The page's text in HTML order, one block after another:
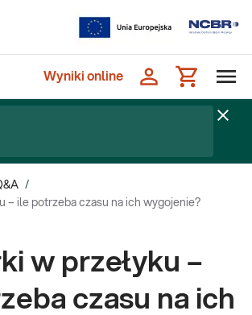
Wyniki online
/
– ile potrzeba czasu na ich wygojenie?
w przełyku –
czasu na ich